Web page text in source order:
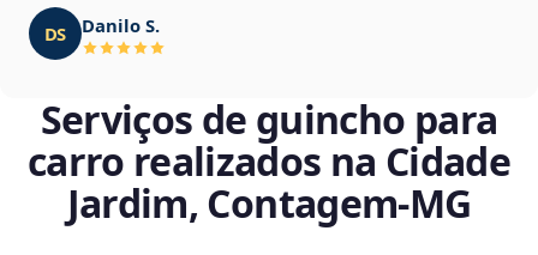
DS Danilo S.
Serviços de guincho para
carro realizados na Cidade
Jardim, Contagem‑MG